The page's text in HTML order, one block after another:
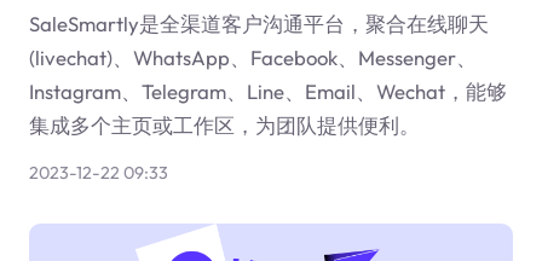
SaleSmartly是全渠道客户沟通平台，聚合在线聊天
(livechat)、WhatsApp、Facebook、Messenger、
Instagram、Telegram、Line、Email、Wechat，能够
集成多个主页或工作区，为团队提供便利。
2023-12-22 09:33